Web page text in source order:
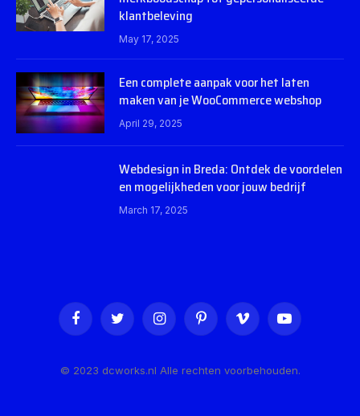
klantbeleving
May 17, 2025
Een complete aanpak voor het laten
maken van je WooCommerce webshop
April 29, 2025
Webdesign in Breda: Ontdek de voordelen
en mogelijkheden voor jouw bedrijf
March 17, 2025
FacebookTwitter InstagramPinterestVimeo YouTube
© 2023 dcworks.nl Alle rechten voorbehouden.